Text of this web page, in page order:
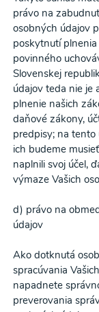
právo na
osobných údajov
poskytnutí
povinného
Slovenskej
údajov teda nie je
plnenie našich
daňové zákony,
predpisy; na
ich budeme
naplnili svoj účel,
výmaze Vašich
d) právo na
údajov
Ako dotknutá
spracúvania
napadnete
preverovania